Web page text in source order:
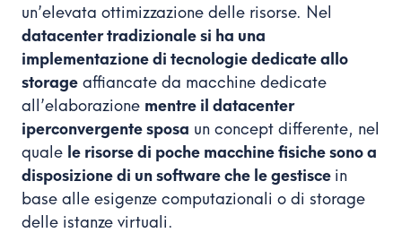
un’elevata ottimizzazione delle risorse. Nel
datacenter tradizionale si ha una
implementazione di tecnologie dedicate allo
storage affiancate da macchine dedicate
all’elaborazione mentre il datacenter
iperconvergente sposa un concept differente, nel
quale le risorse di poche macchine fisiche sono a
disposizione di un software che le gestisce in
base alle esigenze computazionali o di storage
delle istanze virtuali.